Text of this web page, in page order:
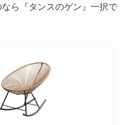
ら『タンスのゲン』一択で